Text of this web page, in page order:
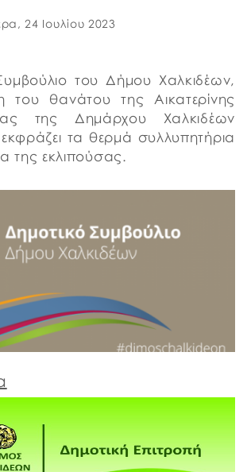
24 Ιουλίου 2023
του Δήμου Χαλκιδέων,
του θανάτου της Αικατερίνης
της Δημάρχου Χαλκιδέων
τα θερμά συλλυπητήρια
της εκλιπούσας.